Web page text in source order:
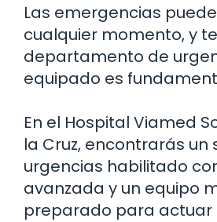
Las emergencias
cualquier momento, y
departamento de
equipado es
En el Hospital Viamed
la Cruz, encontrarás un
urgencias habilitado
avanzada y un equipo
preparado para